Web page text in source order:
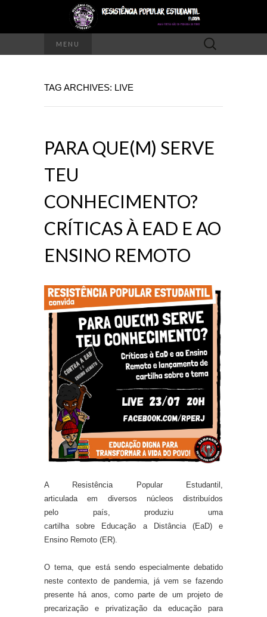
MENU
Pesquisar
por:
TAG ARCHIVES: LIVE
PARA QUE(M) SERVE
TEU
CONHECIMENTO?
CRÍTICAS À EAD E AO
ENSINO REMOTO
A Resistência Popular Estudantil,
articuladaem diversos núcleos distribuídos
pelo país, produziu uma
cartilhasobre Educação aDistância(EaD)e
Ensino Remoto (ER).
O tema, que estásendo especialmente debatido
neste contexto de pandemia, já vem se fazendo
presente há anos, como parte de um projeto de
precarização e privatização da educação para